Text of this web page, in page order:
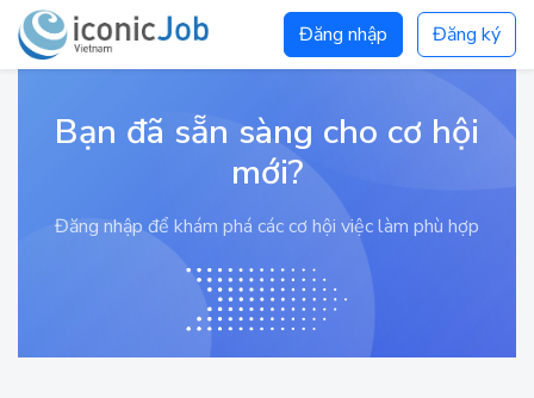
Đăng nhập Đăng ký
Bạn đã sẵn sàng cho cơ hội
mới?
Đăng nhập để khám phá các cơ hội việc làm phù hợp